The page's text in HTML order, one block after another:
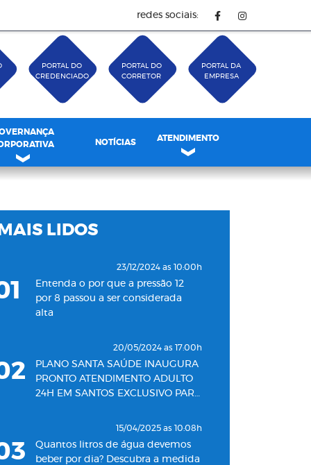
redes sociais:
PORTAL DO
CREDENCIADO
PORTAL DO
CORRETOR
PORTAL DA
EMPRESA
NOTÍCIAS ATENDIMENTO
MAIS LIDOS
23/12/2024 as 10:00h
Entenda o por que a pressão 12
por 8 passou a ser considerada
alta
20/05/2024 as 17:00h
PLANO SANTA SAÚDE INAUGURA
PRONTO ATENDIMENTO ADULTO
24H EM SANTOS EXCLUSIVO PARA
15/04/2025 as 10:08h
Quantos litros de água devemos
beber por dia? Descubra a medida